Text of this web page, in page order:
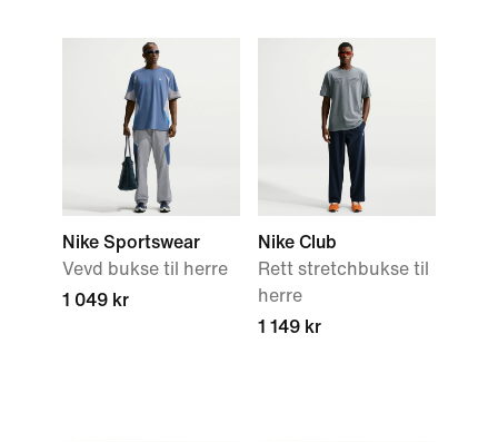
Nike Sportswear
Vevd bukse til herre
1 049 kr
Nike Club
Rett stretchbukse til
herre
1 149 kr